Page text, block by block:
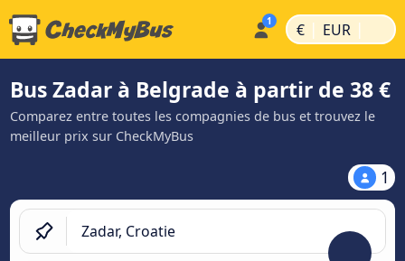
€ | EUR |
Bus Zadar à Belgrade à partir de 38 €
Comparez entre toutes les compagnies de bus et trouvez le
meilleur prix sur CheckMyBus
1